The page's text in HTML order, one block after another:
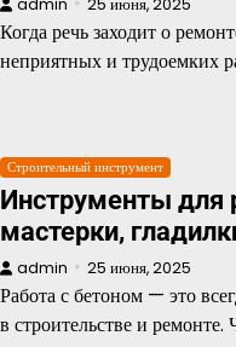
Когда речь заходит о
неприятных и трудоемких
Строительный инструмент
Инструменты для
мастерки,
admin 25 июня, 2025
Работа с бетоном — это
в строительстве и ремонте.